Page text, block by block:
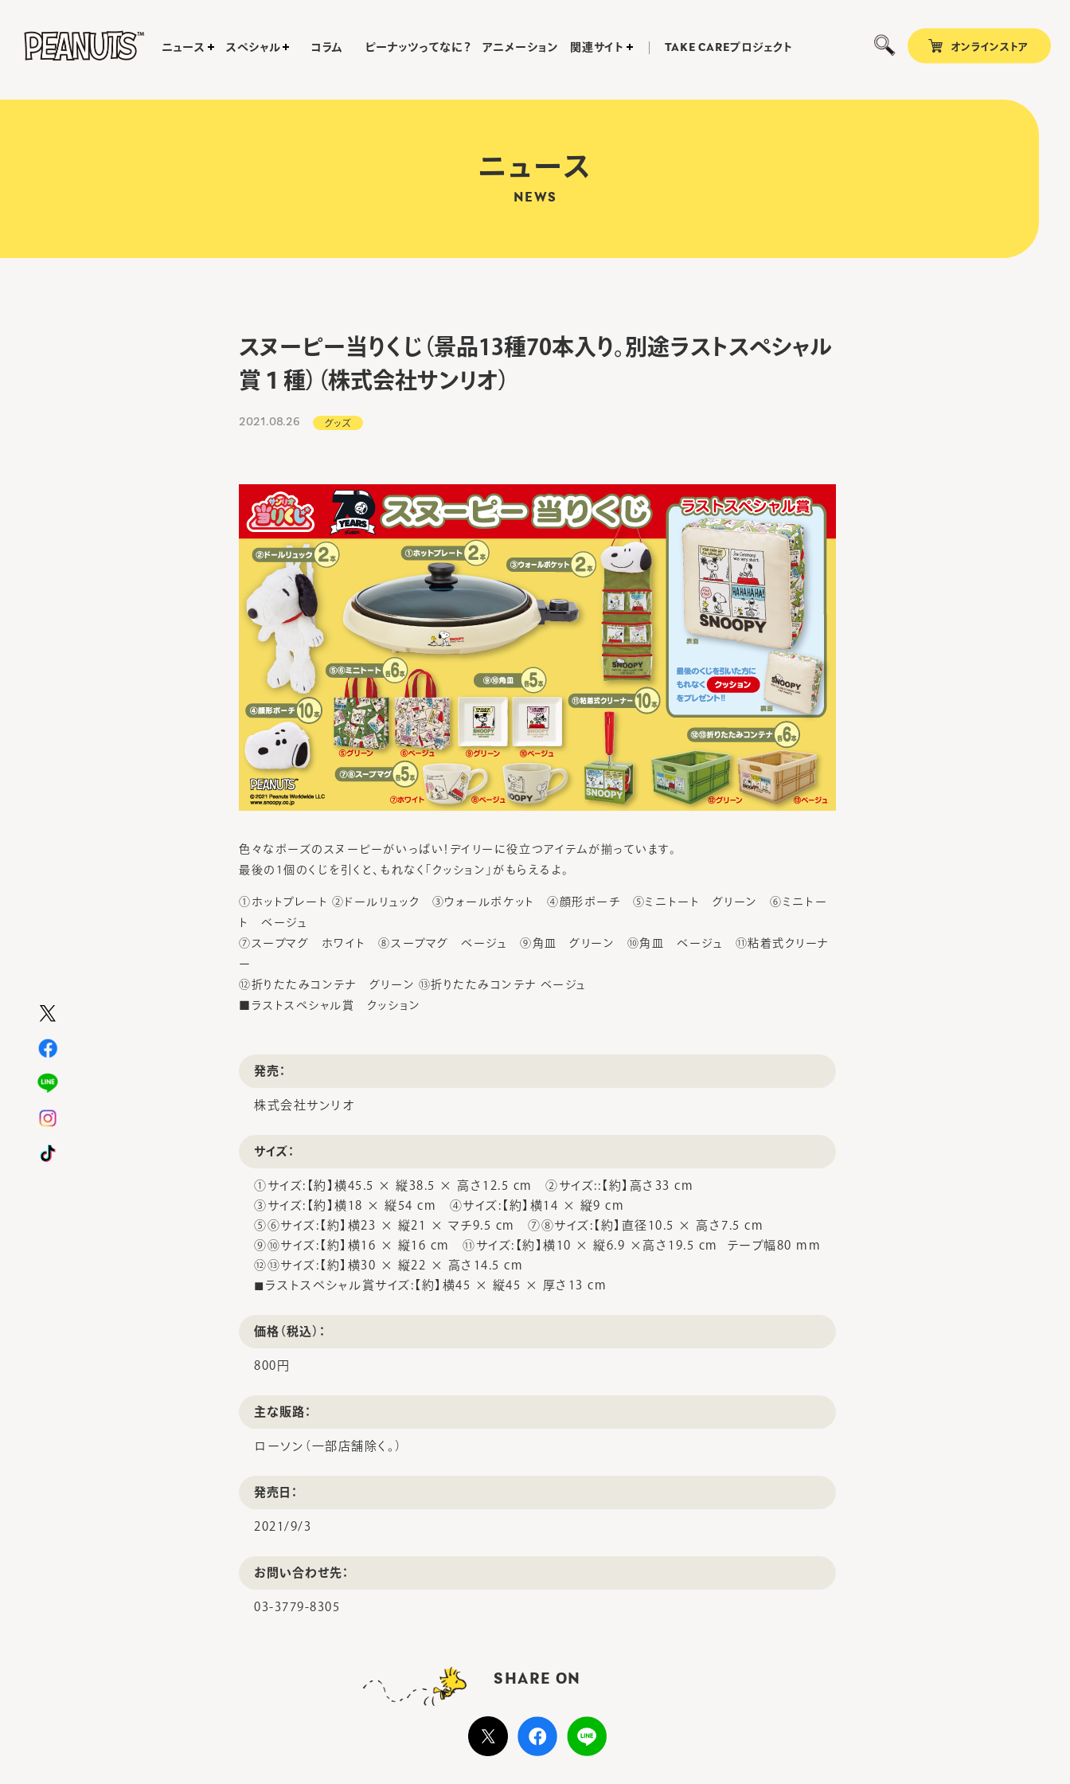
オンラインストア
ニュース スペシャル コラム ピーナッツってなに？ アニメーション 関連サイト TAKE CAREプロジェクト
ニュース
NEWS
スヌーピー当りくじ（景品13種70本入り。別途ラストスペシャル
賞１種）（株式会社サンリオ）
2021.08.26 グッズ
色々なポーズのスヌーピーがいっぱい！デイリーに役立つアイテムが揃っています。
最後の1個のくじを引くと、もれなく「クッション」がもらえるよ。
①ホットプレート ②ドールリュック ③ウォールポケット ④顔形ポーチ ⑤ミニトート グリーン ⑥ミニトー
ト ベージュ
⑦スープマグ ホワイト ⑧スープマグ ベージュ ⑨角皿 グリーン ⑩角皿 ベージュ ⑪粘着式クリーナ
ー
⑫折りたたみコンテナ グリーン ⑬折りたたみコンテナ ベージュ
■ラストスペシャル賞 クッション
発売：
株式会社サンリオ
サイズ：
①サイズ:【約】横45.5 × 縦38.5 × 高さ12.5 cm ②サイズ::【約】高さ33 cm
③サイズ:【約】横18 × 縦54 cm ④サイズ:【約】横14 × 縦9 cm
⑤⑥サイズ:【約】横23 × 縦21 × マチ9.5 cm ⑦⑧サイズ:【約】直径10.5 × 高さ7.5 cm
⑨⑩サイズ:【約】横16 × 縦16 cm ⑪サイズ:【約】横10 × 縦6.9 ×高さ19.5 cm テープ幅80 mm
⑫⑬サイズ:【約】横30 × 縦22 × 高さ14.5 cm
◼ラストスペシャル賞サイズ:【約】横45 × 縦45 × 厚さ13 cm
価格（税込）：
800円
主な販路：
ローソン（一部店舗除く。）
発売日：
2021/9/3
お問い合わせ先：
03-3779-8305
SHARE ON